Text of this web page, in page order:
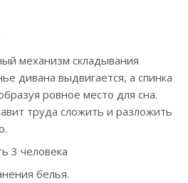
механизм складывания
дивана выдвигается, а спинка
ровное место для сна.
труда сложить и разложить
3 человека
белья.